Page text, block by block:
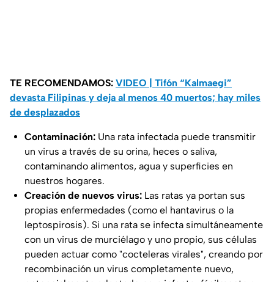
TE RECOMENDAMOS: VIDEO | Tifón “Kalmaegi”
devasta Filipinas y deja al menos 40 muertos; hay miles
de desplazados
Contaminación: Una rata infectada puede transmitir
un virus a través de su orina, heces o saliva,
contaminando alimentos, agua y superficies en
nuestros hogares.
Creación de nuevos virus: Las ratas ya portan sus
propias enfermedades (como el hantavirus o la
leptospirosis). Si una rata se infecta simultáneamente
con un virus de murciélago y uno propio, sus células
pueden actuar como "cocteleras virales", creando por
recombinación un virus completamente nuevo,